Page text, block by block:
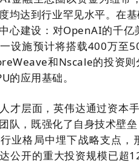
均达到行业罕见水平。在
建设：对OpenAI的千亿
设施预计将搭载400万至
和Nscale的投资则
的应用基础。
才层面，英伟达通过资本
队，既强化了自身技术壁
业格局中埋下战略支点
公开的重大投资规模已超